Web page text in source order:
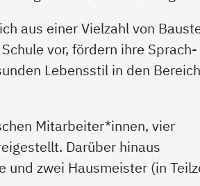
aus einer Vielzahl von
vor, fördern ihre
Lebensstil in den
Mitarbeiter*innen, vier
Darüber hinaus
und zwei Hausmeister (in